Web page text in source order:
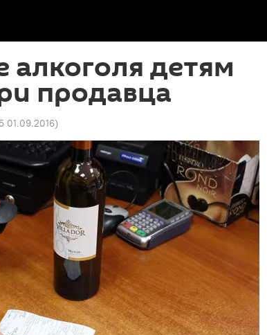
детям
продавца
01.09.2016)